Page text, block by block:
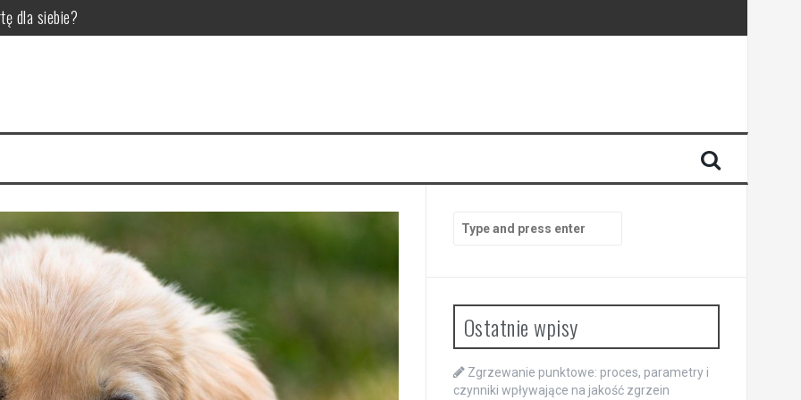
dla siebie?
pupila
do diety trzody chlewnej?
wpływające na jakość zgrzein
for:
Ostatnie wpisy
Zgrzewanie punktowe: proces, parametry i
czynniki wpływające na jakość zgrzein